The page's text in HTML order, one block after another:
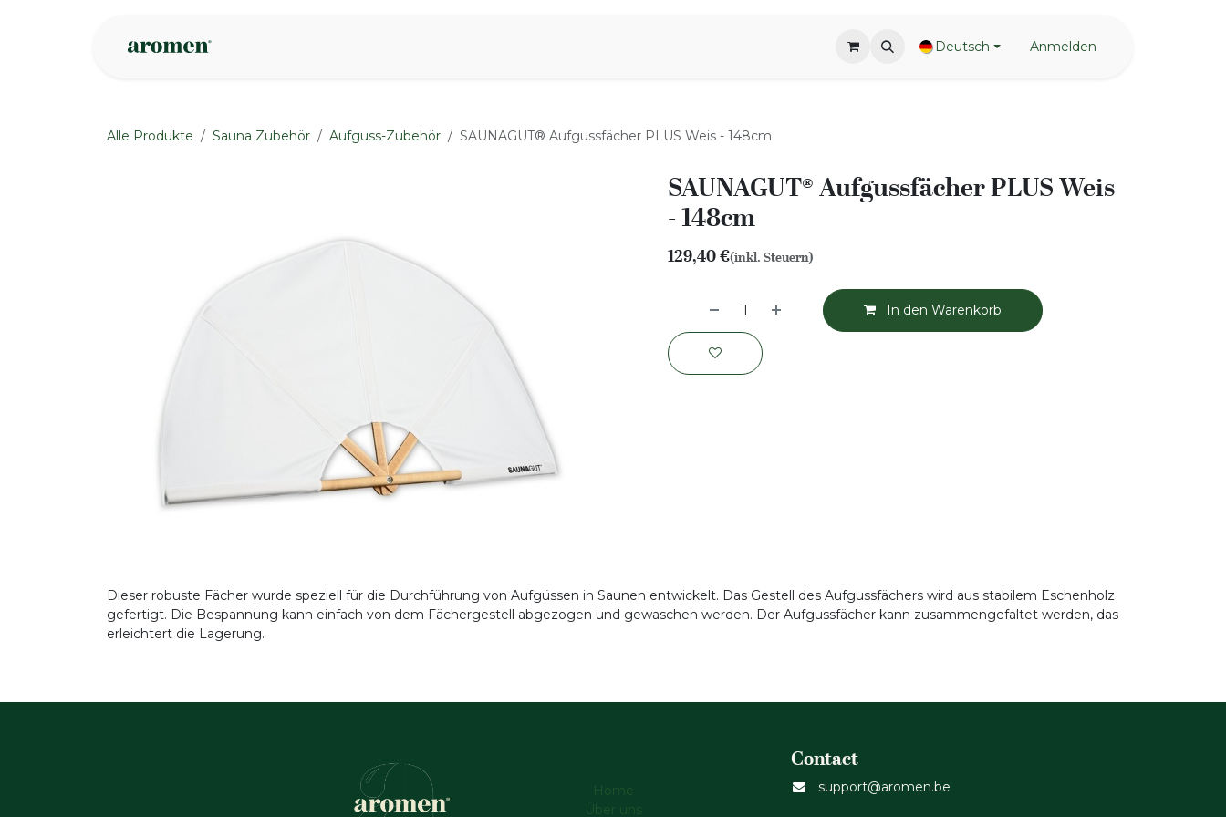
Deutsch Anmelden
Alle Produkte Sauna Zubehör Aufguss-Zubehör SAUNAGUT® Aufgussfächer PLUS Weis - 148cm
SAUNAGUT® Aufgussfächer PLUS Weis
- 148cm
129,40€(inkl. Steuern)
In den Warenkorb
Dieser robuste Fächer wurde speziell für die Durchführung von Aufgüssen in Saunen entwickelt. Das Gestell des Aufgussfächers wird aus stabilem Eschenholz
gefertigt. Die Bespannung kann einfach von dem Fächergestell abgezogen und gewaschen werden. Der Aufgussfächer kann zusammengefaltet werden, das
erleichtert die Lagerung.
Home
Über uns
Contact
support@aromen.be